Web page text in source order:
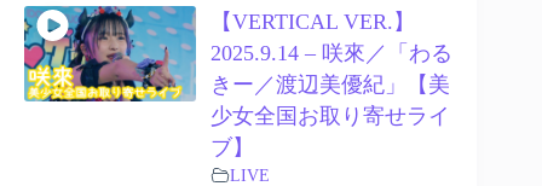
【VERTICAL VER.】
2025.9.14 – 咲來／「わる
きー／渡辺美優紀」【美
少女全国お取り寄せライ
ブ】
LIVE